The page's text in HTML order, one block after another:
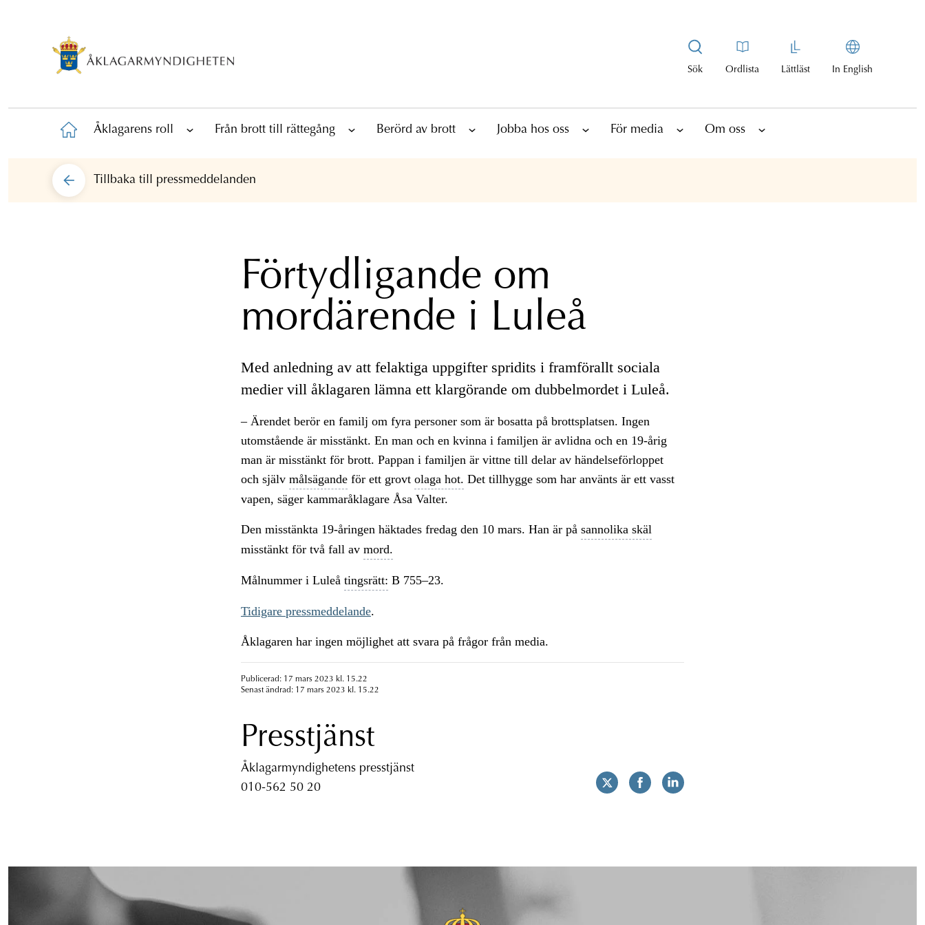
Sök Ordlista Lättläst In English
Åklagarens roll Från brott till rättegång Berörd av brott Jobba hos oss För media Om oss
Tillbaka till pressmeddelanden
Förtydligande om
mordärende i Luleå
Med anledning av att felaktiga uppgifter spridits i framförallt sociala
medier vill åklagaren lämna ett klargörande om dubbelmordet i Luleå.
– Ärendet berör en familj om fyra personer som är bosatta på brottsplatsen. Ingen
utomstående är misstänkt. En man och en kvinna i familjen är avlidna och en 19-årig
man är misstänkt för brott. Pappan i familjen är vittne till delar av händelseförloppet
och själv målsägandeför ett grovt olaga hot. Det tillhygge som har använts är ett vasst
vapen, säger kammaråklagare Åsa Valter.
Den misstänkta 19-åringen häktades fredag den 10 mars. Han är på sannolika skäl
misstänkt för två fall av mord.
Målnummer i Luleå tingsrätt: B 755–23.
Tidigare pressmeddelande.
Åklagaren har ingen möjlighet att svara på frågor från media.
Publicerad: 17 mars 2023 kl. 15.22
Senast ändrad: 17 mars 2023 kl. 15.22
Presstjänst
Åklagarmyndighetens presstjänst
010-562 50 20